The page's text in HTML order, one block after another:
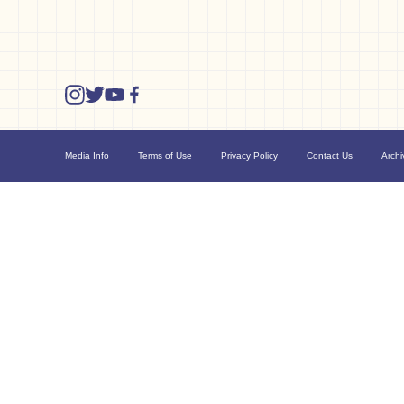
Media Info Terms of Use Privacy Policy Contact Us